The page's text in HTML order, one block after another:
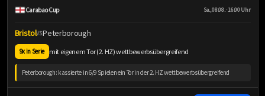
Carabao Cup Sa., 08.08. · 16:00 Uhr
BristolVS.Peterborough
9x in Serie mit eigenem Tor (2. HZ) wettbewerbsübergreifend
Peterborough: kassierte in 6/9 Spielen ein Tor in der 2. HZ wettbewerbsübergreifend